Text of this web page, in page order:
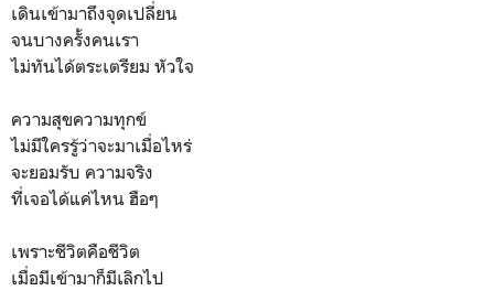
เดินเข้ามาถึงจุดเปลี่ยน
จนบางครั้งคนเรา
ไม่ทันได้ตระเตรียม หัวใจ
ความสุขความทุกข์
ไม่มีใครรู้ว่าจะมาเมื่อไหร่
จะยอมรับ ความจริง
ที่เจอได้แค่ไหน ฮือๆ
เพราะชีวิตคือชีวิต
เมื่อมีเข้ามาก็มีเลิกไป